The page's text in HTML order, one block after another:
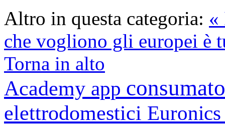
Altro in questa categoria: «
che vogliono gli europei è
Torna in alto
Academy app
elettrodomestici